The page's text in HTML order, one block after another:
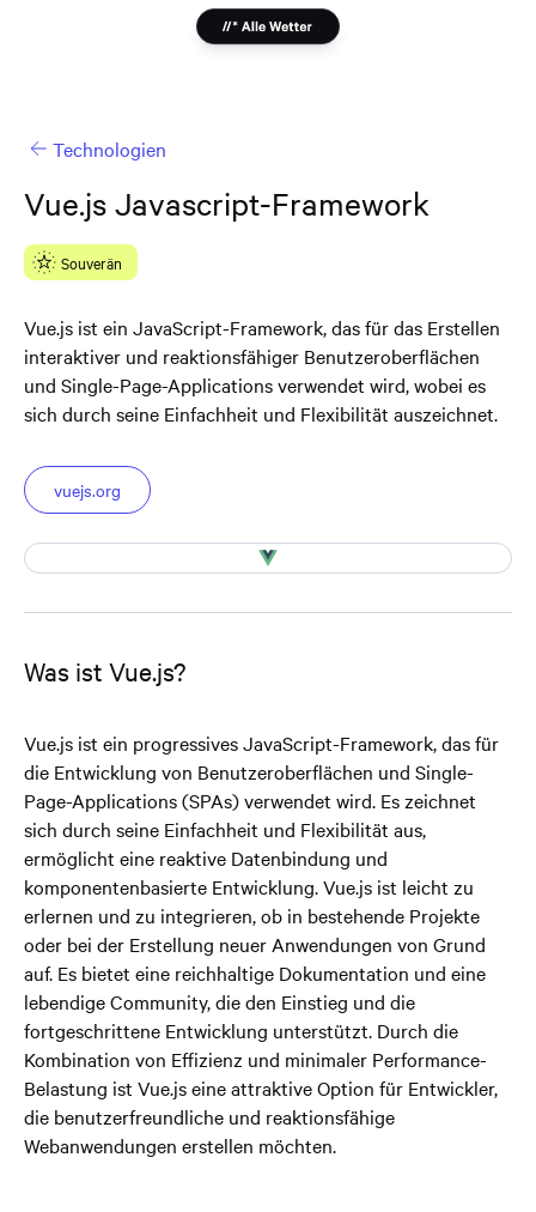
Technologien
Vue.js Javascript-Framework
Souverän
Vue.js ist ein JavaScript-Framework, das für das Erstellen
interaktiver und reaktionsfähiger Benutzeroberflächen
und Single-Page-Applications verwendet wird, wobei es
sich durch seine Einfachheit und Flexibilität auszeichnet.
vuejs.org
Was ist Vue.js?
Vue.js ist ein progressives JavaScript-Framework, das für
die Entwicklung von Benutzeroberflächen und Single-
Page-Applications (SPAs) verwendet wird. Es zeichnet
sich durch seine Einfachheit und Flexibilität aus,
ermöglicht eine reaktive Datenbindung und
komponentenbasierte Entwicklung. Vue.js ist leicht zu
erlernen und zu integrieren, ob in bestehende Projekte
oder bei der Erstellung neuer Anwendungen von Grund
auf. Es bietet eine reichhaltige Dokumentation und eine
lebendige Community, die den Einstieg und die
fortgeschrittene Entwicklung unterstützt. Durch die
Kombination von Effizienz und minimaler Performance-
Belastung ist Vue.js eine attraktive Option für Entwickler,
die benutzerfreundliche und reaktionsfähige
Webanwendungen erstellen möchten.